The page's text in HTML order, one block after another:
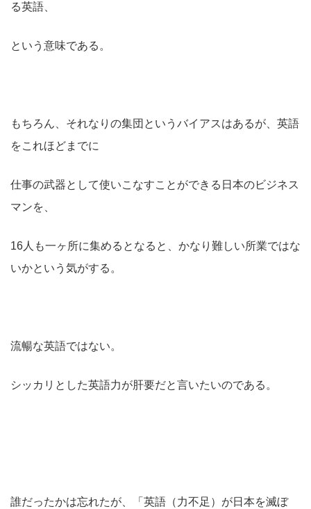
る英語、
という意味である。
もちろん、それなりの集団というバイアスはあるが、英語
をこれほどまでに
仕事の武器として使いこなすことができる日本のビジネス
マンを、
16人も一ヶ所に集めるとなると、かなり難しい所業ではな
いかという気がする。
流暢な英語ではない。
シッカリとした英語力が肝要だと言いたいのである。
誰だったかは忘れたが、「英語（力不足）が日本を滅ぼ